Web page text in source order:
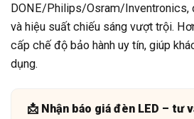
DONE/Philips/Osram/Inventronics,
và hiệu suất chiếu sáng vượt trội.
cấp chế độ bảo hành uy tín, giúp
dụng.
📩 Nhận báo giá đèn LED – tư